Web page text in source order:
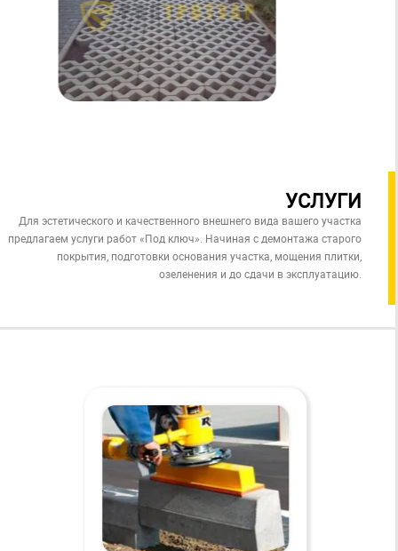
УСЛУГИ
Для эстетического и качественного внешнего вида вашего участка
предлагаем услуги работ «Под ключ». Начиная с демонтажа старого
покрытия, подготовки основания участка, мощения плитки,
озеленения и до сдачи в эксплуатацию.